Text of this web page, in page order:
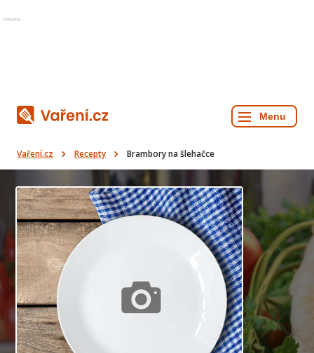
Reklama
Vaření.cz Recepty Brambory na šlehačce